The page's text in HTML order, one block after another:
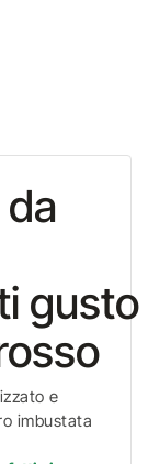
gusto
e
imbustata